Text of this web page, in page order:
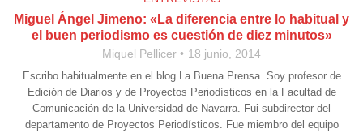
Miguel Ángel Jimeno: «La diferencia entre lo habitual y
el buen periodismo es cuestión de diez minutos»
Miquel Pellicer 18 junio, 2014
Escribo habitualmente en el blog La Buena Prensa. Soy profesor de
Edición de Diarios y de Proyectos Periodísticos en la Facultad de
Comunicación de la Universidad de Navarra. Fui subdirector del
departamento de Proyectos Periodísticos. Fue miembro del equipo